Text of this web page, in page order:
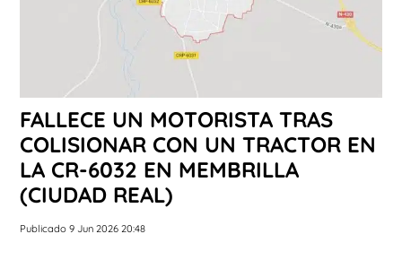
FALLECE UN MOTORISTA TRAS
COLISIONAR CON UN TRACTOR EN
LA CR-6032 EN MEMBRILLA
(CIUDAD REAL)
Publicado 9 Jun 2026 20:48